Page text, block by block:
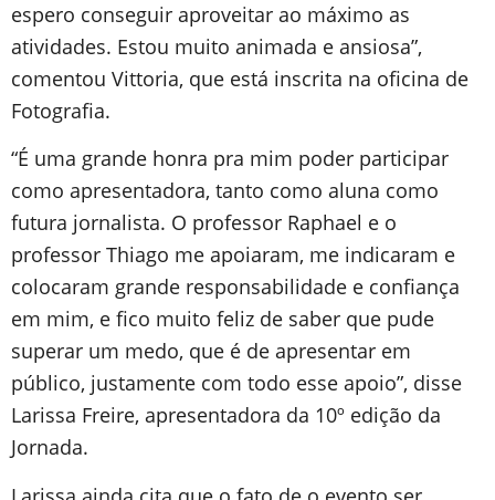
espero conseguir aproveitar ao máximo as
atividades. Estou muito animada e ansiosa”,
comentou Vittoria, que está inscrita na oficina de
Fotografia.
“É uma grande honra pra mim poder participar
como apresentadora, tanto como aluna como
futura jornalista. O professor Raphael e o
professor Thiago me apoiaram, me indicaram e
colocaram grande responsabilidade e confiança
em mim, e fico muito feliz de saber que pude
superar um medo, que é de apresentar em
público, justamente com todo esse apoio”, disse
Larissa Freire, apresentadora da 10º edição da
Jornada.